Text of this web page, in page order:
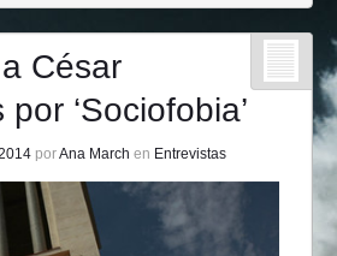
César
‘Sociofobia’
porAna March en Entrevistas